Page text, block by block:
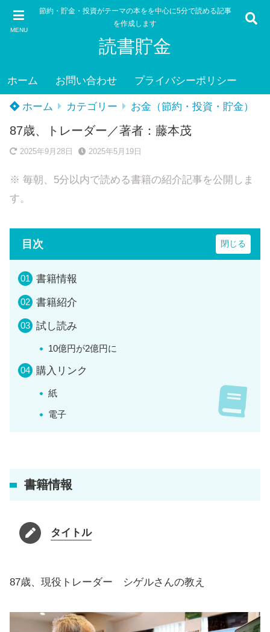
MENU
節約・貯金・投資がテーマの本をを中心に5分で読める記事
を作成します
読書貯金
ホーム お問い合わせ プライバシーポリシー
ホーム カテゴリー お金（節約・投資・貯金）
87歳、トレーダー／著者：藤本茂
2025年9月28日 2025年5月19日
※ 毎朝、5分以内で読める書籍の紹介記事を公開しま
す。
目次
書籍情報
書籍紹介
試し読み
10億円が2億円に
購入リンク
紙
電子
書籍情報
タイトル
87歳、現役トレーダー シゲルさんの教え